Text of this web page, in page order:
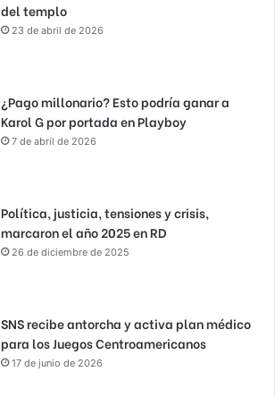
del templo
23 de abril de 2026
¿Pago millonario? Esto podría ganar a
Karol G por portada en Playboy
7 de abril de 2026
Política, justicia, tensiones y crisis,
marcaron el año 2025 en RD
26 de diciembre de 2025
SNS recibe antorcha y activa plan médico
para los Juegos Centroamericanos
17 de junio de 2026